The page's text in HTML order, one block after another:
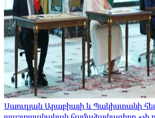
Սաուդյան Արաբիայի և Պակիստանի